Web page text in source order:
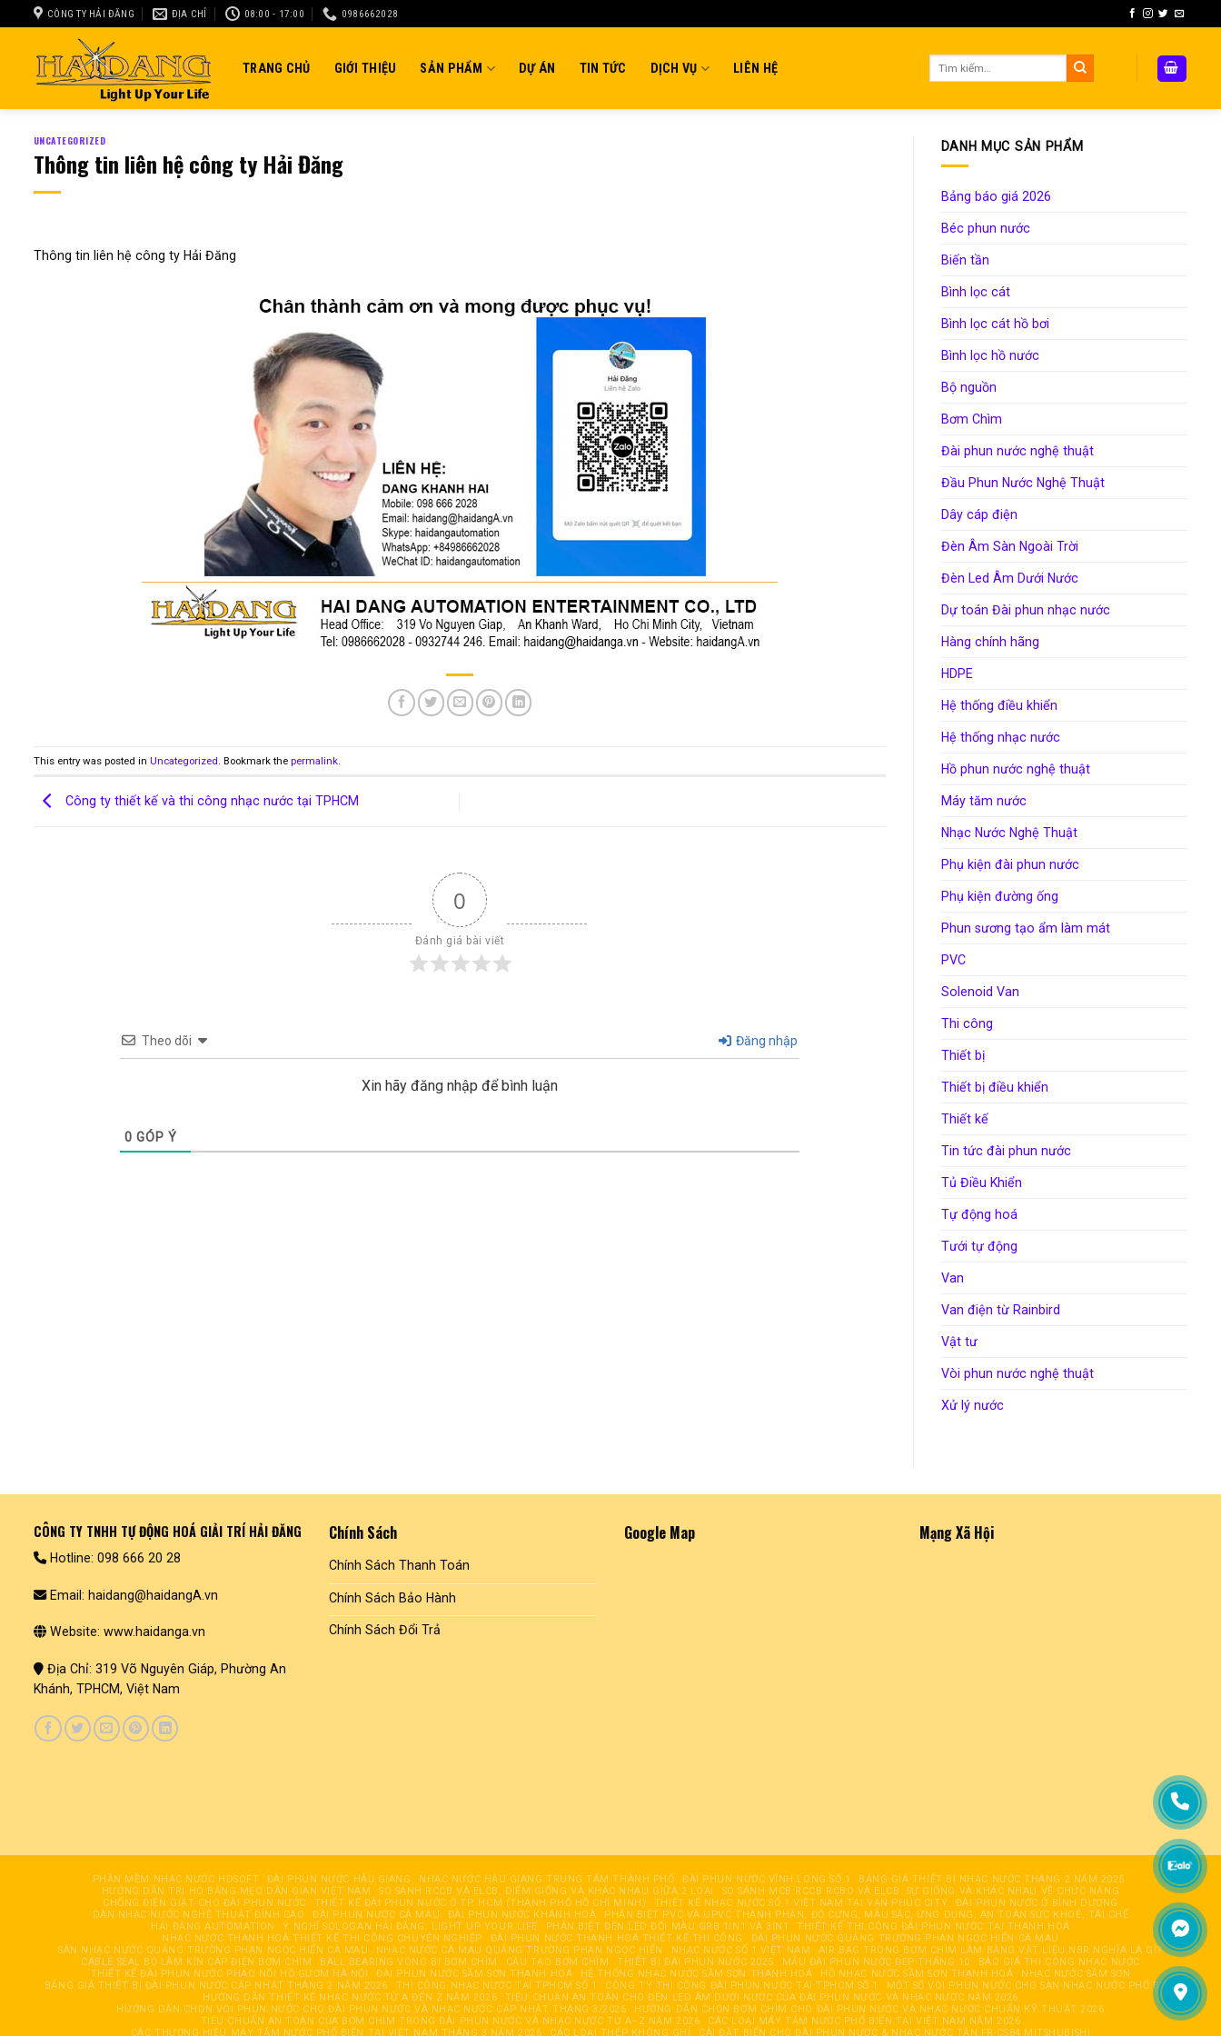
to
CÔNG TY HẢI ĐĂNG ĐỊA CHỈ 08:00 - 17:00 0986662028
TRANG CHỦ GIỚI THIỆU SẢN PHẨM DỰ ÁN TIN TỨC DỊCH VỤ LIÊN HỆ
UNCATEGORIZED
Thông tin liên hệ công ty Hải Đăng
Thông tin liên hệ công ty Hải Đăng
This entry was posted in Uncategorized . Bookmark the permalink
Công ty thiết kế và thi công nhạc nước tại TPHCM
0
Đánh giá bài viết
Theo dõi Đăng nhập
Xin hãy đăng nhập để bình luận
0 GÓP Ý
DANH MỤC SẢN PHẨM
Bảng báo giá 2026
Béc phun nước
Biến tần
Bình lọc cát
Bình lọc cát hồ bơi
Bình lọc hồ nước
Bộ nguồn
Bơm Chìm
Đài phun nước nghệ thuật
Đầu Phun Nước Nghệ Thuật
Dây cáp điện
Đèn Âm Sàn Ngoài Trời
Đèn Led Âm Dưới Nước
Dự toán Đài phun nhạc nước
Hàng chính hãng
HDPE
Hệ thống điều khiển
Hệ thống nhạc nước
Hồ phun nước nghệ thuật
Máy tăm nước
Nhạc Nước Nghệ Thuật
Phụ kiện đài phun nước
Phụ kiện đường ống
Phun sương tạo ẩm làm mát
PVC
Solenoid Van
Thi công
Thiết bị
Thiết bị điều khiển
Thiết kế
Tin tức đài phun nước
Tủ Điều Khiển
Tự động hoá
Tưới tự động
Van
Van điện từ Rainbird
Vật tư
Vòi phun nước nghệ thuật
Xử lý nước
CÔNG TY TNHH TỰ ĐỘNG HOÁ GIẢI TRÍ HẢI ĐĂNG
Hotline: 098 666 20 28
Email: haidang@haidangA.vn
Website: www.haidanga.vn
Địa Chỉ: 319 Võ Nguyên Giáp, Phường An
Khánh, TPHCM, Việt Nam
Chính Sách
Chính Sách Thanh Toán
Chính Sách Bảo Hành
Chính Sách Đổi Trả
Google Map Mạng Xã Hội
PHẦN MỀM NHẠC NƯỚC HDSOFT ĐÀI PHUN NƯỚC HÂỤ GIANG NHẠC NƯỚC HẬU GIANG TRUNG TÂM THÀNH PHỐ ĐÀI PHUN NƯỚC VĨNH LONG SỐ 1
BẢNG GIÁ THIẾT BỊ NHẠC NƯỚC THÁNG 2 NĂM 2025
HƯỚNG DẪN TRỊ HO BẰNG MẸO DÂN GIAN VIỆT NAM
SO SÁNH RCCB VÀ ELCB, ĐIỂM GIỐNG VÀ KHÁC NHAU GIỮA 2 LOẠI
SO SÁNH MCB RCCB RCBO VÀ ELCB: SỰ GIỐNG VÀ KHÁC NHAU VỀ CHỨC NĂNG
CHỐNG ĐIỆN GIẬT CHO ĐÀI PHUN NƯỚC
THIẾT KẾ ĐÀI PHUN NƯỚC Ở TP. HCM (THÀNH PHỐ HỒ CHÍ MINH) THIẾT KẾ NHẠC NƯỚC SỐ 1 VIỆT NAM TẠI VẠN PHÚC CITY
ĐÀI PHUN NƯỚC Ở BÌNH DƯƠNG
DÀN NHẠC NƯỚC NGHỆ THUẬT ĐỈNH CAO
ĐÀI PHUN NƯỚC CÀ MAU ĐÀI PHUN NƯỚC KHÁNH HOÀ
PHÂN BIỆT PVC VÀ UPVC THÀNH PHẦN, ĐỘ CỨNG, MÀU SẮC, ỨNG DỤNG, AN TOÀN SỨC KHOẺ, TÁI CHẾ
HẢI ĐĂNG AUTOMATION
Ý NGHĨ SOLOGAN HẢI ĐĂNG: LIGHT UP YOUR LIFE PHÂN BIỆT ĐÈN LED ĐỔI MÀU GRB 1IN1 VÀ 3IN1
THIẾT KẾ THI CÔNG ĐÀI PHUN NƯỚC TẠI THANH HOÁ
NHẠC NƯỚC THANH HOÁ THIẾT KẾ THI CÔNG CHUYÊN NGHIỆP
ĐÀI PHUN NƯỚC THANH HOÁ THIẾT KẾ THI CÔNG
ĐÀI PHUN NƯỚC QUẢNG TRƯỜNG PHAN NGỌC HIỂN CÀ MAU
SÀN NHẠC NƯỚC QUẢNG TRƯỜNG PHAN NGỌC HIỂN CÀ MAU
NHẠC NƯỚC CÀ MAU QUẢNG TRƯỜNG PHAN NGỌC HIỂN NHẠC NƯỚC SỐ 1 VIỆT NAM
AIR BAG TRONG BƠM CHÌM LÀM BẰNG VẬT LIỆU NBR NGHĨA LÀ GÌ?
CABLE SEAL BỘ LÀM KÍN CÁP ĐIỆN BƠM CHÌM
BALL BEARING VÒNG BI BƠM CHÌM CẦU TẠO BƠM CHÌM THIẾT BỊ ĐÀI PHUN NƯỚC 2025 MẪU ĐÀI PHUN NƯỚC ĐẸP THÁNG 10
BÁO GIÁ THI CÔNG NHẠC NƯỚC
THIẾT KẾ ĐÀI PHUN NƯỚC PHAO NỔI HỒ GƯƠM HÀ NỘI
ĐÀI PHUN NƯỚC SẦM SƠN THANH HOÁ HỆ THỐNG NHẠC NƯỚC SẦM SƠN THANH HOÁ HỒ NHẠC NƯỚC SẦM SƠN THANH HOÁ
NHẠC NƯỚC SẦM SƠN
BẢNG GIÁ THIẾT BỊ ĐÀI PHUN NƯỚC CẬP NHẬT THÁNG 2 NĂM 2026
THI CÔNG NHẠC NƯỚC TẠI TPHCM SỐ 1 CÔNG TY THI CÔNG ĐÀI PHUN NƯỚC TẠI TPHCM SỐ 1
MỘT SỐ VÒI PHUN NƯỚC CHO SÀN NHẠC NƯỚC PHỔ BIẾN
HƯỚNG DẪN THIẾT KẾ NHẠC NƯỚC TỪ A ĐẾN Z NĂM 2026
TIÊU CHUẨN AN TOÀN CHO ĐÈN LED ÂM DƯỚI NƯỚC CỦA ĐÀI PHUN NƯỚC VÀ NHẠC NƯỚC NĂM 2026
HƯỚNG DẪN CHỌN VÒI PHUN NƯỚC CHO ĐÀI PHUN NƯỚC VÀ NHẠC NƯỚC CẬP NHẬT THÁNG 3/2026
HƯỚNG DẪN CHỌN BƠM CHÌM CHO ĐÀI PHUN NƯỚC VÀ NHẠC NƯỚC CHUẨN KỸ THUẬT 2026
TIÊU CHUẨN AN TOÀN CỦA BƠM CHÌM TRONG ĐÀI PHUN NƯỚC VÀ NHẠC NƯỚC TỪ A–Z NĂM 2026
CÁC LOẠI MÁY TĂM NƯỚC PHỔ BIẾN TẠI VIỆT NAM NĂM 2026
CÁC THƯƠNG HIỆU MÁY TĂM NƯỚC PHỔ BIẾN TẠI VIỆT NAM THÁNG 3 NĂM 2026
CÁC LOẠI THÉP KHÔNG GHỈ CÀI ĐẶT BIẾN CHO ĐÀI PHUN NƯỚC & NHẠC NƯỚC TẦN FR-CS84 MITSHUBISHI